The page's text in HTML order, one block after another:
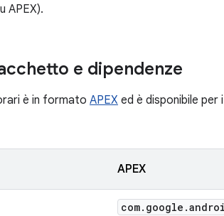
APEX).
e dipendenze
è in formato APEX ed è disponibile per
APEX
com. google .